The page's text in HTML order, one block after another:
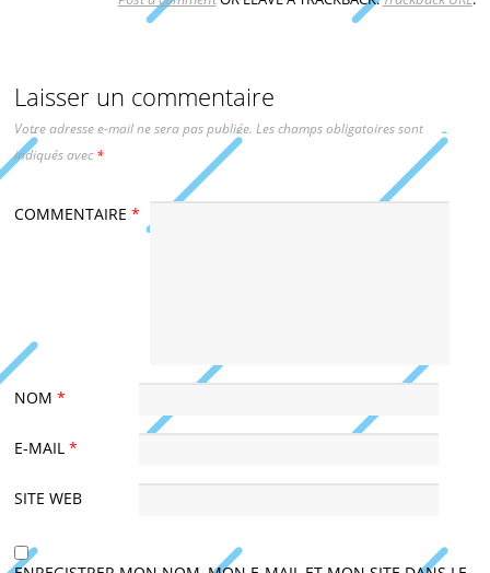
Laisser un commentaire
Votre adresse e-mail ne sera pas publiée. Les champs obligatoires sont
indiqués avec*
COMMENTAIRE*
NOM*
E-MAIL*
SITE WEB